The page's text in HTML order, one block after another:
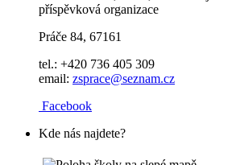
příspěvková organizace
Práče 84, 67161
tel.: +420 736 405 309
email: zsprace@seznam.cz
Facebook
Kde nás najdete?